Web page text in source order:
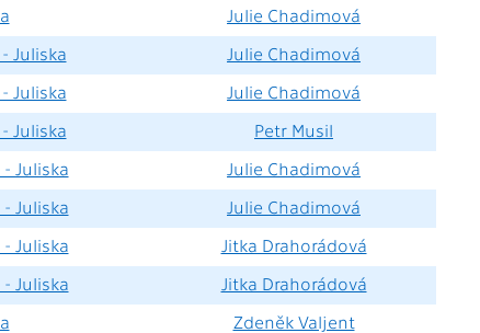
Julie Chadimová
Juliska
Julie Chadimová
Juliska
Julie Chadimová
Juliska
Petr Musil
Juliska
Julie Chadimová
Juliska
Julie Chadimová
Juliska
Jitka Drahorádová
Juliska
Jitka Drahorádová
Zdeněk Valjent